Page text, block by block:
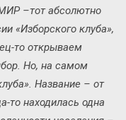
–тот абсолютно
«Изборского клуба»,
то открываем
Но, на самом
Название – от
то находилась одна